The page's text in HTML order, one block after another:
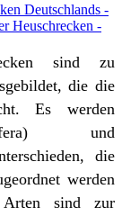
Deutschlands -
Heuschrecken -
sind zu
die die
Es werden
und
die
werden
Arten sind zur